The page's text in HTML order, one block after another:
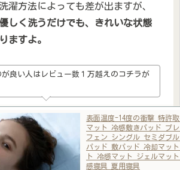
濯方法によっても差が出ますが、
しく洗うだけでも、きれいな状態
ますよ。
良い人はレビュー数１万越えのコチラが
表面温度-14度の衝撃 特許
マット 冷感敷きパッド プ
フェン シングル セミダブ
パッド 敷パッド 冷却マッ
ト 冷感マット ジェルマッ
感寝具 夏用寝具